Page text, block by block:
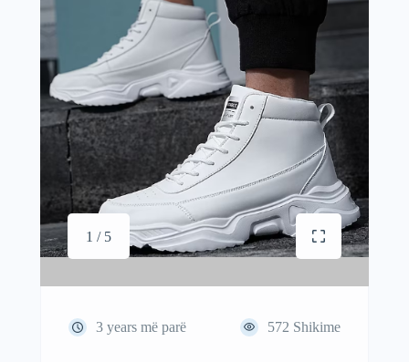
1 / 5
3 years më parë 572 Shikime